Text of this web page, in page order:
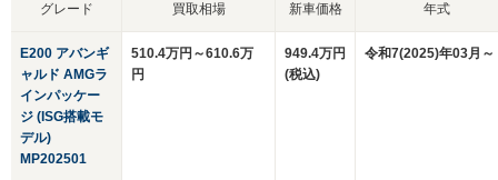
グレード 買取相場 新車価格 年式
E200 アバンギ
ャルド AMGラ
インパッケー
ジ (ISG搭載モ
デル)
MP202501
510.4万円～610.6万
円
949.4万円
(税込)
令和7(2025)年03月～